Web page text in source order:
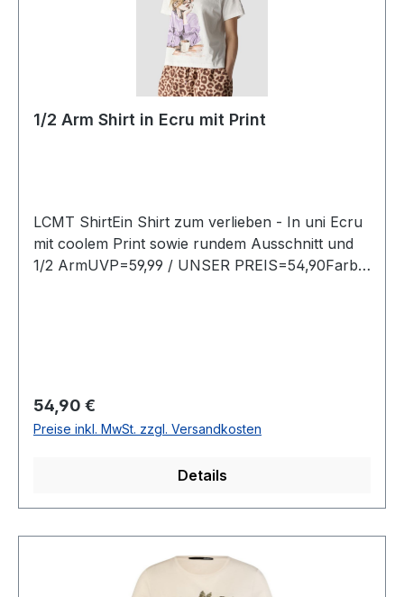
1/2 Arm Shirt in Ecru mit Print
LCMT ShirtEin Shirt zum verlieben - In uni Ecru
mit coolem Print sowie rundem Ausschnitt und
1/2 ArmUVP=59,99 / UNSER PREIS=54,90Farbe:
Regulärer Preis:
54,90 €
Preise inkl. MwSt. zzgl. Versandkosten
Details